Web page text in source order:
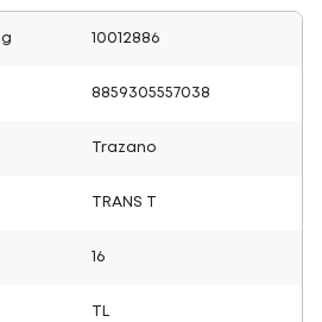
10012886
8859305557038
Trazano
TRANS T
16